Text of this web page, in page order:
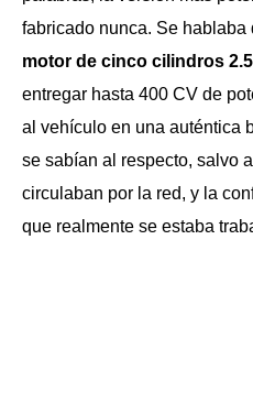
fabricado nunca. Se hablaba
motor de cinco cilindros 2.5
entregar hasta 400 CV de
al vehículo en una auténtica
se sabían al respecto, salvo
circulaban por la red, y la
que realmente se estaba